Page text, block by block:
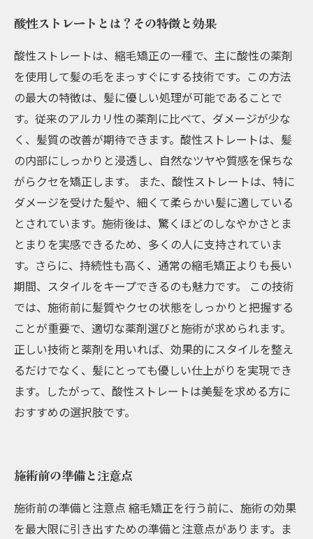
酸性ストレートとは？その特徴と効果
酸性ストレートは、縮毛矯正の一種で、主に酸性の薬剤
を使用して髪の毛をまっすぐにする技術です。この方法
の最大の特徴は、髪に優しい処理が可能であることで
す。従来のアルカリ性の薬剤に比べて、ダメージが少な
く、髪質の改善が期待できます。酸性ストレートは、髪
の内部にしっかりと浸透し、自然なツヤや質感を保ちな
がらクセを矯正します。 また、酸性ストレートは、特に
ダメージを受けた髪や、細くて柔らかい髪に適している
とされています。施術後は、驚くほどのしなやかさとま
とまりを実感できるため、多くの人に支持されていま
す。さらに、持続性も高く、通常の縮毛矯正よりも長い
期間、スタイルをキープできるのも魅力です。 この技術
では、施術前に髪質やクセの状態をしっかりと把握する
ことが重要で、適切な薬剤選びと施術が求められます。
正しい技術と薬剤を用いれば、効果的にスタイルを整え
るだけでなく、髪にとっても優しい仕上がりを実現でき
ます。したがって、酸性ストレートは美髪を求める方に
おすすめの選択肢です。
施術前の準備と注意点
施術前の準備と注意点 縮毛矯正を行う前に、施術の効果
を最大限に引き出すための準備と注意点があります。ま